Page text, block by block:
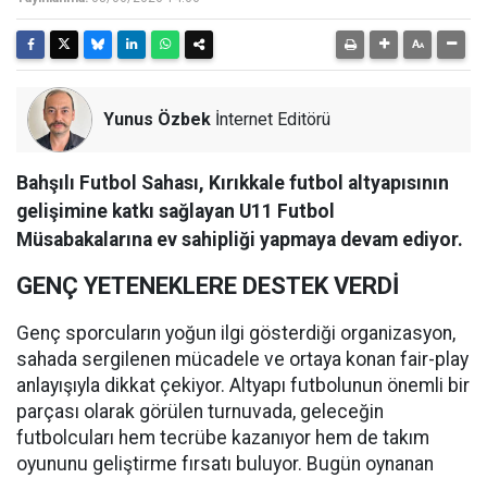
Yunus Özbek İnternet Editörü
Bahşılı Futbol Sahası, Kırıkkale futbol altyapısının
gelişimine katkı sağlayan U11 Futbol
Müsabakalarına ev sahipliği yapmaya devam ediyor.
GENÇ YETENEKLERE DESTEK VERDİ
Genç sporcuların yoğun ilgi gösterdiği organizasyon,
sahada sergilenen mücadele ve ortaya konan fair-play
anlayışıyla dikkat çekiyor. Altyapı futbolunun önemli bir
parçası olarak görülen turnuvada, geleceğin
futbolcuları hem tecrübe kazanıyor hem de takım
oyununu geliştirme fırsatı buluyor. Bugün oynanan